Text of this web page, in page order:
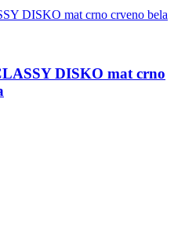
DISKO mat crno